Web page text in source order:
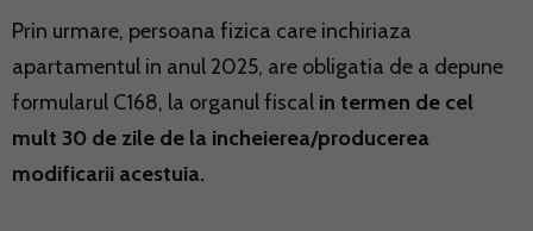
Prin urmare, persoana fizica care inchiriaza
apartamentul in anul 2025, are obligatia de a depune
formularul C168, la organul fiscal in termen de cel
mult 30 de zile de la incheierea/producerea
modificarii acestuia.